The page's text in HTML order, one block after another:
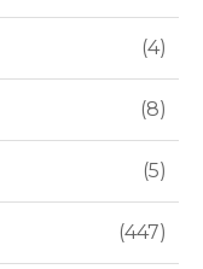
4
8
5
447